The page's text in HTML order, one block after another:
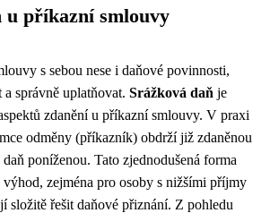
u příkazní smlouvy
s sebou nese i daňové povinnosti,
správně uplatňovat. Srážková daň je
zdanění u příkazní smlouvy. V praxi
odměny (příkazník) obdrží již zdaněnou
poníženou. Tato zjednodušená forma
výhod, zejména pro osoby s nižšími příjmy
složitě řešit daňové přiznání. Z pohledu